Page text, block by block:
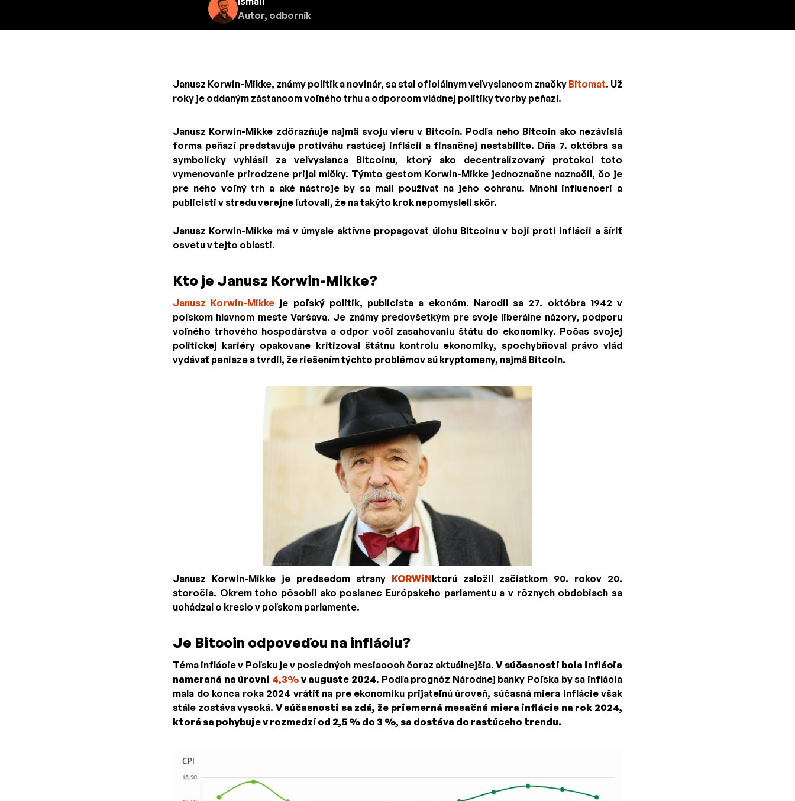
Autor, odborník
Janusz Korwin-Mikke, známy politik a novinár, sa stal oficiálnym veľvyslancom značky Bitomat. Už
roky je oddaným zástancom voľného trhu a odporcom vládnej politiky tvorby peňazí.
Janusz Korwin-Mikke zdôrazňuje najmä svoju vieru v Bitcoin. Podľa neho Bitcoin ako nezávislá
forma peňazí predstavuje protiváhu rastúcej inflácii a finančnej nestabilite. Dňa 7. októbra sa
symbolicky vyhlásil za veľvyslanca Bitcoinu, ktorý ako decentralizovaný protokol toto
vymenovanie prirodzene prijal mlčky. Týmto gestom Korwin-Mikke jednoznačne naznačil, čo je
pre neho voľný trh a aké nástroje by sa mali používať na jeho ochranu. Mnohí influenceri a
publicisti v stredu verejne ľutovali, že na takýto krok nepomysleli skôr.
Janusz Korwin-Mikke má v úmysle aktívne propagovať úlohu Bitcoinu v boji proti inflácii a šíriť
osvetu v tejto oblasti.
Kto je Janusz Korwin-Mikke?
Janusz Korwin-Mikke je poľský politik, publicista a ekonóm. Narodil sa 27. októbra 1942 v
poľskom hlavnom meste Varšava. Je známy predovšetkým pre svoje liberálne názory, podporu
voľného trhového hospodárstva a odpor voči zasahovaniu štátu do ekonomiky. Počas svojej
politickej kariéry opakovane kritizoval štátnu kontrolu ekonomiky, spochybňoval právo vlád
vydávať peniaze a tvrdil, že riešením týchto problémov sú kryptomeny, najmä Bitcoin.
Janusz Korwin-Mikke je predsedom strany KORWiNktorú založil začiatkom 90. rokov 20.
storočia. Okrem toho pôsobil ako poslanec Európskeho parlamentu a v rôznych obdobiach sa
uchádzal o kreslo v poľskom parlamente.
Je Bitcoin odpoveďou na infláciu?
Téma inflácie v Poľsku je v posledných mesiacoch čoraz aktuálnejšia.V súčasnosti bola inflácia
nameraná na úrovni 4,3%v auguste 2024. Podľa prognóz Národnej banky Poľska by sa inflácia
mala do konca roka 2024 vrátiť na pre ekonomiku prijateľnú úroveň, súčasná miera inflácie však
stále zostáva vysoká. V súčasnosti sa zdá, že priemerná mesačná miera inflácie na rok 2024,
ktorá sa pohybuje v rozmedzí od 2,5 % do 3 %, sa dostáva do rastúceho trendu.